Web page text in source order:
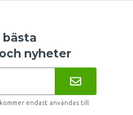
bästa
nyheter
endast användas till